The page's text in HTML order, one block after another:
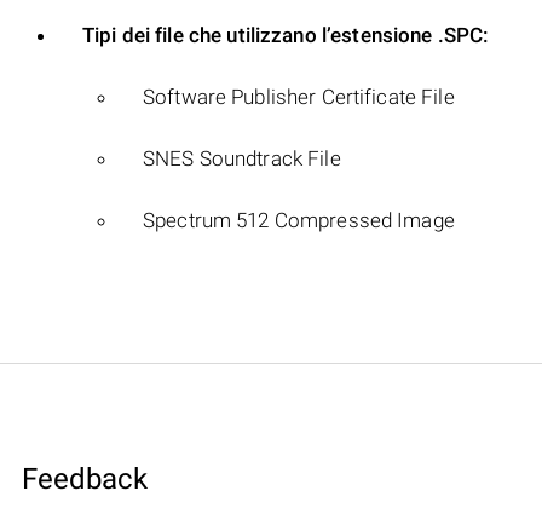
Tipi dei file che utilizzano l’estensione .SPC:
Software Publisher Certificate File
SNES Soundtrack File
Spectrum 512 Compressed Image
Feedback